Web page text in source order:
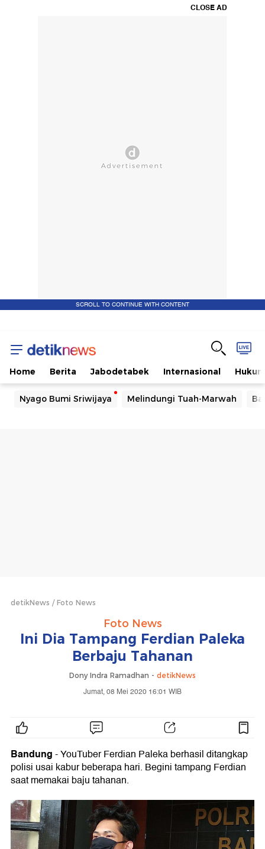
CLOSE AD
SCROLL TO CONTINUE WITH CONTENT
Home Berita Jabodetabek Internasional Hukum
Nyago Bumi Sriwijaya Melindungi Tuah-Marwah
detikNews Foto News
Foto News
Ini Dia Tampang Ferdian Paleka
Berbaju Tahanan
Dony Indra Ramadhan - detikNews
Jumat, 08 Mei 2020 16:01 WIB
Bandung- YouTuber Ferdian Paleka berhasil ditangkap
polisi usai kabur beberapa hari. Begini tampang Ferdian
saat memakai baju tahanan.